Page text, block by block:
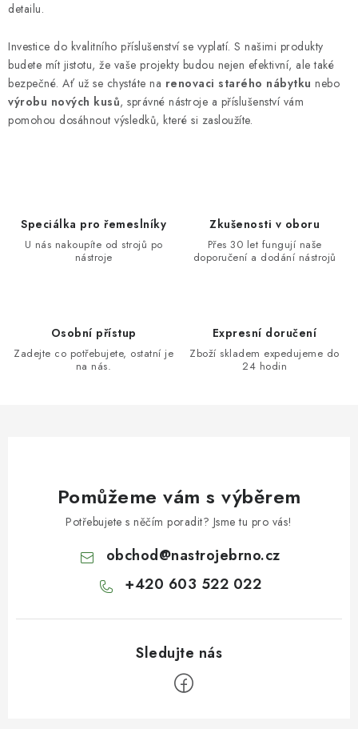
detailu.
Investice do kvalitního příslušenství se vyplatí. S našimi produkty
budete mít jistotu, že vaše projekty budou nejen efektivní, ale také
bezpečné. Ať už se chystáte na renovaci starého nábytku nebo
výrobu nových kusů, správné nástroje a příslušenství vám
pomohou dosáhnout výsledků, které si zasloužíte.
Speciálka pro řemeslníky
U nás nakoupíte od strojů po
nástroje
Zkušenosti v oboru
Přes 30 let fungují naše
doporučení a dodání nástrojů
Osobní přístup
Zadejte co potřebujete, ostatní je
na nás.
Expresní doručení
Zboží skladem expedujeme do
24 hodin
Pomůžeme vám s výběrem
Potřebujete s něčím poradit? Jsme tu pro vás!
obchod@nastrojebrno.cz
+420 603 522 022